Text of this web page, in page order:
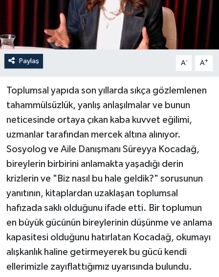
Paylaş A- A+
Toplumsal yapıda son yıllarda sıkça gözlemlenen
tahammülsüzlük, yanlış anlaşılmalar ve bunun
neticesinde ortaya çıkan kaba kuvvet eğilimi,
uzmanlar tarafından mercek altına alınıyor.
Sosyolog ve Aile Danışmanı Süreyya Kocadağ,
bireylerin birbirini anlamakta yaşadığı derin
krizlerin ve "Biz nasıl bu hale geldik?" sorusunun
yanıtının, kitaplardan uzaklaşan toplumsal
hafızada saklı olduğunu ifade etti. Bir toplumun
en büyük gücünün bireylerinin düşünme ve anlama
kapasitesi olduğunu hatırlatan Kocadağ, okumayı
alışkanlık haline getirmeyerek bu gücü kendi
ellerimizle zayıflattığımız uyarısında bulundu.